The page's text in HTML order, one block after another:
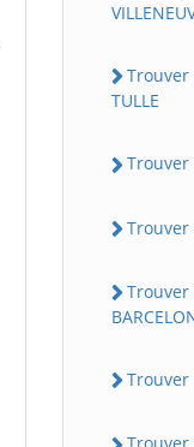
Trouver
TULLE
Trouver
Trouver
Trouver